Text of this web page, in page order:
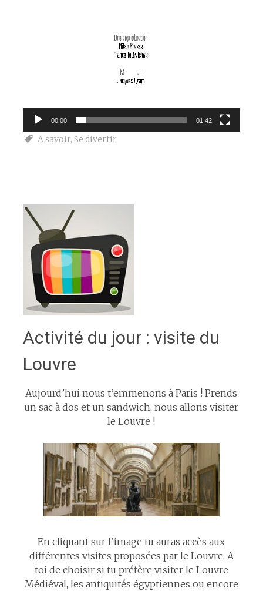
00:00 01:42
A savoir, Se divertir
Activité du jour : visite du
Louvre
Aujourd’hui nous t’emmenons à Paris ! Prends
un sac à dos et un sandwich, nous allons visiter
le Louvre !
En cliquant sur l’image tu auras accès aux
différentes visites proposées par le Louvre. A
toi de choisir si tu préfère visiter le Louvre
Médiéval, les antiquités égyptiennes ou encore